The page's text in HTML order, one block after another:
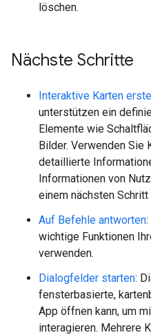
löschen.
Nächste Schritte
Interaktive Karten
unterstützen ein
Elemente wie
Bilder. Verwenden Sie
detaillierte
Informationen von
einem nächsten Schritt
Auf Befehle antworten
wichtige Funktionen
verwenden.
Dialogfelder starten:
fensterbasierte,
App öffnen kann, um
interagieren. Mehrere